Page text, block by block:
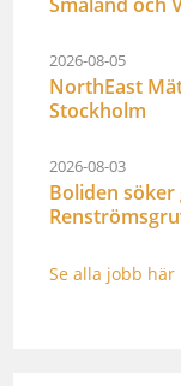
2026-08-05
NorthEast
Stockholm
2026-08-03
Boliden
Se alla jobb här